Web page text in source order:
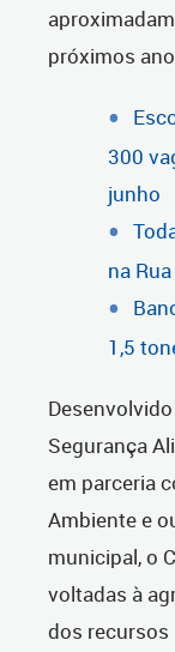
próximos
300
junho
na
1,5
Segurança
em parceria
Ambiente e
municipal, o
voltadas à
dos recursos